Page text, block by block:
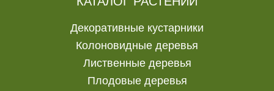
Декоративные кустарники
Колоновидные деревья
Лиственные деревья
Плодовые деревья